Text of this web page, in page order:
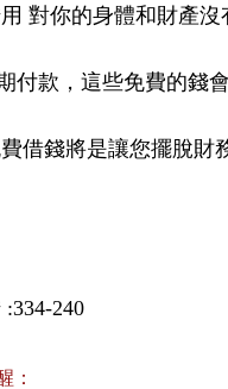
對你的身體和財產沒
付款，這些免費的錢
借錢將是讓您擺脫財
240
：